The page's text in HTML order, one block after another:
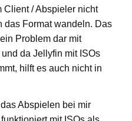
Client / Abspieler nicht
das Format wandeln. Das
Problem dar mit
da Jellyfin mit ISOs
hilft es auch nicht in
Abspielen bei mir